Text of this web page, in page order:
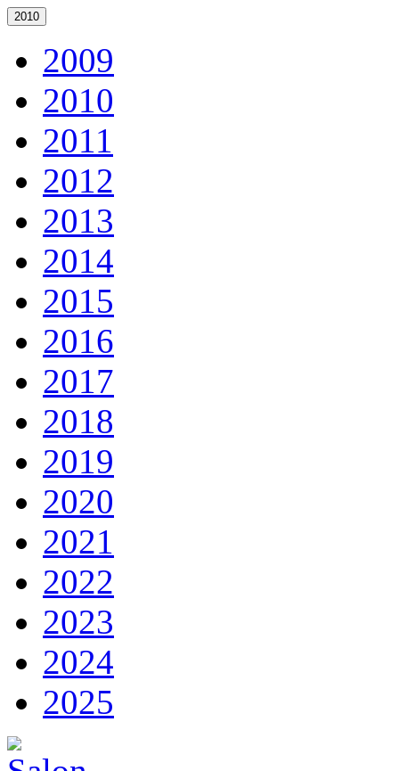
2010
2009
2010
2011
2012
2013
2014
2015
2016
2017
2018
2019
2020
2021
2022
2023
2024
2025